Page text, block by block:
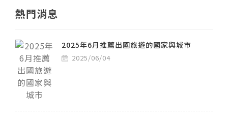
熱門消息
2025年6月推薦出國旅遊的國家與城市
2025/06/04